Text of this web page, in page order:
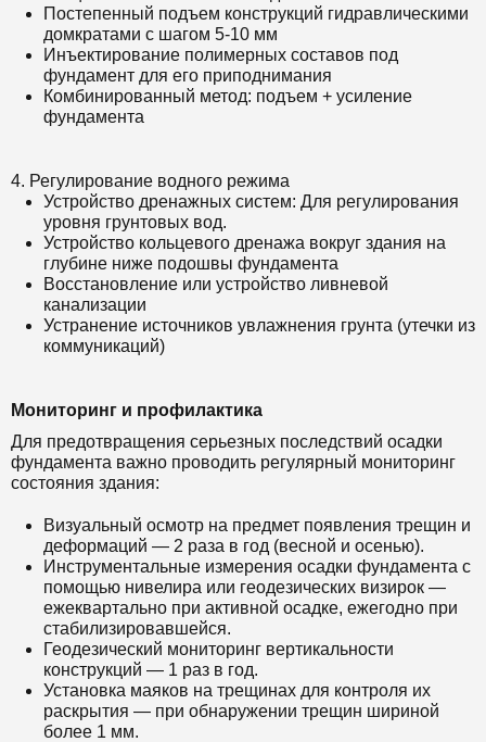
Постепенный подъем конструкций гидравлическими
домкратами с шагом 5-10 мм
Инъектирование полимерных составов под
фундамент для его приподнимания
Комбинированный метод: подъем + усиление
фундамента
4. Регулирование водного режима
Устройство дренажных систем: Для регулирования
уровня грунтовых вод.
Устройство кольцевого дренажа вокруг здания на
глубине ниже подошвы фундамента
Восстановление или устройство ливневой
канализации
Устранение источников увлажнения грунта (утечки из
коммуникаций)
Мониторинг и профилактика
Для предотвращения серьезных последствий осадки
фундамента важно проводить регулярный мониторинг
состояния здания:
Визуальный осмотр на предмет появления трещин и
деформаций — 2 раза в год (весной и осенью).
Инструментальные измерения осадки фундамента с
помощью нивелира или геодезических визирок —
ежеквартально при активной осадке, ежегодно при
стабилизировавшейся.
Геодезический мониторинг вертикальности
конструкций — 1 раз в год.
Установка маяков на трещинах для контроля их
раскрытия — при обнаружении трещин шириной
более 1 мм.